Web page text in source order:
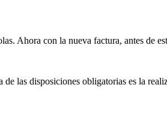
Ahora con la nueva factura, antes de
las disposiciones obligatorias es la